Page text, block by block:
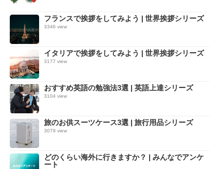
フランスで挨拶をしてみよう | 世界挨拶シリーズ
3346 view
イタリアで挨拶をしてみよう | 世界挨拶シリーズ
3177 view
おすすめ英語の勉強法3選 | 英語上達シリーズ
3104 view
旅のお供スーツケース3選 | 旅行用品シリーズ
3079 view
どのくらい海外に行きますか？ | みんなでアンケ
ート